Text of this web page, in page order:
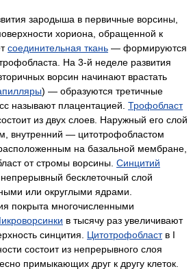
зародыша в первичные ворсины,
хориона, обращенной к
соединительная ткань — формируются
На 3-й неделе развития
ворсин начинают врастать
) — образуются третичные
называют плацентацией. Трофобласт
из двух слоев. Наружный его слой
внутренний — цитотрофобластом
на базальной мембране,
от стромы ворсины. Синцитий
бесклеточный слой
или округлыми ядрами.
покрыта многочисленными
в тысячу раз увеличивают
синцития. Цитотрофобластв I
состоит из непрерывного слоя
примыкающих друг к другу клеток.